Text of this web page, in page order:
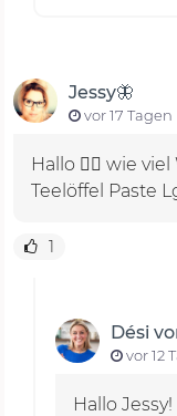
Jessy🦋
vor 17 Tagen
Hallo 🙋‍♀️ wie
Teelöffel Paste
1
Dési
vor 12
Hallo Jessy!